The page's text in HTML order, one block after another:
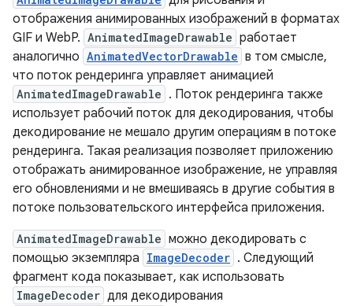
отображения анимированных изображений в форматах
GIF и WebP. AnimatedImageDrawable работает
аналогично AnimatedVectorDrawable в том смысле,
что поток рендеринга управляет анимацией
AnimatedImageDrawable . Поток рендеринга также
использует рабочий поток для декодирования, чтобы
декодирование не мешало другим операциям в потоке
рендеринга. Такая реализация позволяет приложению
отображать анимированное изображение, не управляя
его обновлениями и не вмешиваясь в другие события в
потоке пользовательского интерфейса приложения.
AnimatedImageDrawable можно декодировать с
помощью экземпляра ImageDecoder . Следующий
фрагмент кода показывает, как использовать
ImageDecoder для декодирования